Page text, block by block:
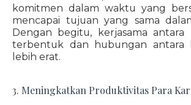
komitmen dalam waktu yang
mencapai tujuan yang sama
Dengan begitu, kerjasama antara
terbentuk dan hubungan antara
lebih erat.
3. Meningkatkan Produktivitas Para